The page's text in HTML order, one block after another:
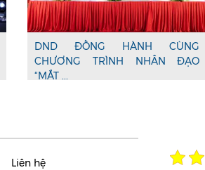
DND ĐỒNG HÀNH CÙNG
CHƯƠNG TRÌNH NHÂN ĐẠO
“MẮT ...
Liên hệ